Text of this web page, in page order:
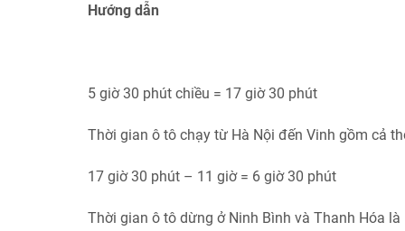
Hướng dẫn
5 giờ 30 phút chiều = 17 giờ 30 phút
Thời gian ô tô chạy từ Hà Nội đến Vinh gồm cả
17 giờ 30 phút – 11 giờ = 6 giờ 30 phút
Thời gian ô tô dừng ở Ninh Bình và Thanh Hóa là